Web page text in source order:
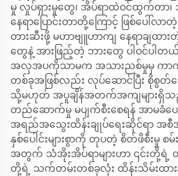
မှု လှုပ်ရှားမှုတွေ၊ အိပ်ရာထဲဝင်ထွက်တာ၊
နေရာပြောင်းတာတို့ကြောင့် ဖြစ်ပေါ်
တားဆီးဖို့ မဟာဗျူဟာကျ နေရာချထာ
တွေနဲ့ အားဖြည့်တဲ့ ဘားတွေ ပါဝင်ပ
အလှအပကိုသာမက အသားညစ်မှုမှ ကာ
တစ်ခုအဖြစ်လည်း လုပ်ဆောင်ပြီး စိုစွတ်သ
သို့မဟုတ် အပူချိန်အတက်အကျများရှိသည့်
တည်ဆောက်မှု မပျက်စီးစေရန် အာမခံ
အရည်အသွေးထိန်းချုပ်ရေးဆိုင်ရာ အစီအ
နှစ်ပေါင်းများစွာကို တုပတဲ့ စိတ်ဖိစီးမှု စမ်း
အတွက် သံအိုးအိပ်ရာများဟာ ၎င်းတို့ရဲ့ တ
တို့ရဲ့ သက်တမ်းတစ်ခုလုံး ထိန်းသိမ်းထားနိုင်